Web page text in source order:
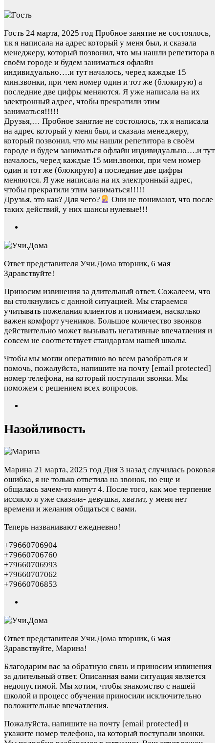
Гость 24 марта, 2025 год Пробное занятие не состоялось,
т.к я написала на адрес который у меня был, и сказала
менеджеру, который позвонил, что мы нашли репетитора в
своём городе и будем заниматься офлайн
индивидуально….и тут началось, черед каждые 15
мин.звонки, при чем номер один и тот же (блокирую) а
последние две цифры меняются. Я уже написала на их
электронный адрес, чтобы прекратили этим
заниматься!!!!!
Друзья,… Пробное занятие не состоялось, т.к я написала
на адрес который у меня был, и сказала менеджеру,
который позвонил, что мы нашли репетитора в своём
городе и будем заниматься офлайн индивидуально….и тут
началось, черед каждые 15 мин.звонки, при чем номер
один и тот же (блокирую) а последние две цифры
меняются. Я уже написала на их электронный адрес,
чтобы прекратили этим заниматься!!!!!
Друзья, это как? Для чего?
Они не понимают, что после
таких действий, у них шансы нулевые!!!
Ответ представителя Учи.Дома вторник, 6 мая
Здравствуйте!
Приносим извинения за длительный ответ. Сожалеем, что
вы столкнулись с данной ситуацией. Мы стараемся
учитывать пожелания клиентов и понимаем, насколько
важен комфорт учеников. Большое количество звонков
действительно может вызывать негативные впечатления и
совсем не соответствует стандартам нашей школы.
Чтобы мы могли оперативно во всем разобраться и
помочь, пожалуйста, напишите на почту [email protected]
номер телефона, на который поступали звонки. Мы
поможем с решением всех вопросов.
Назойливость
Марина 21 марта, 2025 год Дня 3 назад случилась роковая
ошибка, я не только ответила на звонок, но еще и
общалась зачем-то минут 4. После того, как мое терпение
иссякло я уже сказала- девушка, хватит, у меня нет
времени и желания общаться с вами.
Теперь названивают ежедневно!
+79660706904
+79660706760
+79660706993
+79660707062
+79660706853
Ответ представителя Учи.Дома вторник, 6 мая
Здравствуйте, Марина!
Благодарим вас за обратную связь и приносим извинения
за длительный ответ. Описанная вами ситуация является
недопустимой. Мы хотим, чтобы знакомство с нашей
школой и процесс обучения приносили исключительно
положительные впечатления.
Пожалуйста, напишите на почту [email protected] и
укажите номер телефона, на который поступали звонки.